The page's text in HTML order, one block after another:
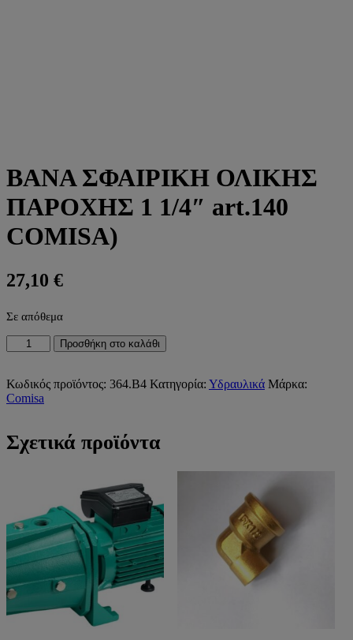
ΒΑΝΑ ΣΦΑΙΡΙΚΗ ΟΛΙΚΗΣ
ΠΑΡΟΧΗΣ 1 1/4″ art.140
COMISA)
27,10 €
Σε απόθεμα
ΒΑΝΑ
ΣΦΑΙΡΙΚΗ
ΠΑΡΟΧΗΣ
1
COMISA)
ποσότητα
Προσθήκη στο καλάθι
Κωδικός προϊόντος: 364.Β4 Κατηγορία: Υδραυλικά Μάρκα:
Comisa
Σχετικά προϊόντα